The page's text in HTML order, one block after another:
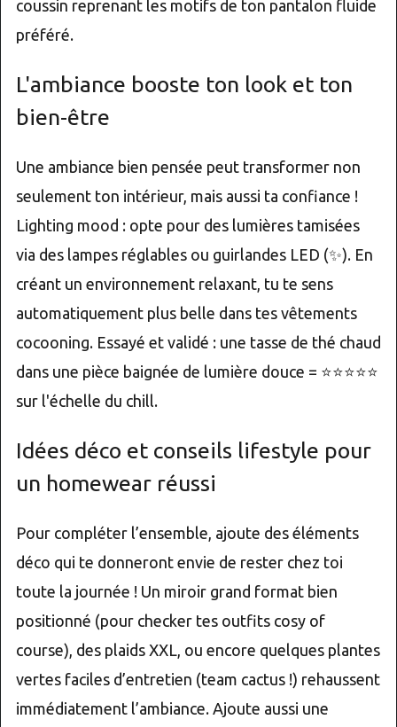
coussin reprenant les motifs de ton pantalon fluide
préféré.
L'ambiance booste ton look et ton
bien-être
Une ambiance bien pensée peut transformer non
seulement ton intérieur, mais aussi ta confiance !
Lighting mood : opte pour des lumières tamisées
via des lampes réglables ou guirlandes LED (✨). En
créant un environnement relaxant, tu te sens
automatiquement plus belle dans tes vêtements
cocooning. Essayé et validé : une tasse de thé chaud
dans une pièce baignée de lumière douce = ⭐⭐⭐⭐⭐
sur l'échelle du chill.
Idées déco et conseils lifestyle pour
un homewear réussi
Pour compléter l’ensemble, ajoute des éléments
déco qui te donneront envie de rester chez toi
toute la journée ! Un miroir grand format bien
positionné (pour checker tes outfits cosy of
course), des plaids XXL, ou encore quelques plantes
vertes faciles d’entretien (team cactus !) rehaussent
immédiatement l’ambiance. Ajoute aussi une